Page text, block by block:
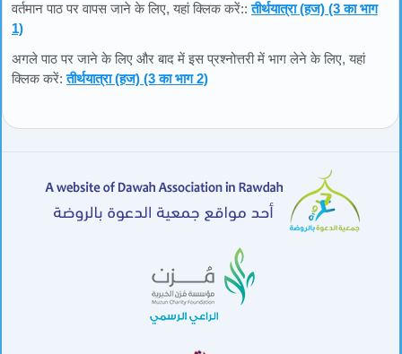
वर्तमान पाठ पर वापस जाने के लिए, यहां क्लिक करें::तीर्थयात्रा (हज) (3 का भाग
1)
अगले पाठ पर जाने के लिए और बाद में इस प्रश्नोत्तरी में भाग लेने के लिए, यहां
क्लिक करें:तीर्थयात्रा (हज) (3 का भाग 2)